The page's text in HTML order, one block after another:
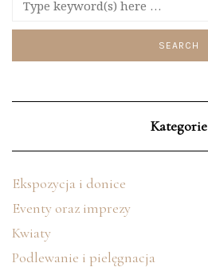
Kategorie
Ekspozycja i donice
Eventy oraz imprezy
Kwiaty
Podlewanie i pielęgnacja